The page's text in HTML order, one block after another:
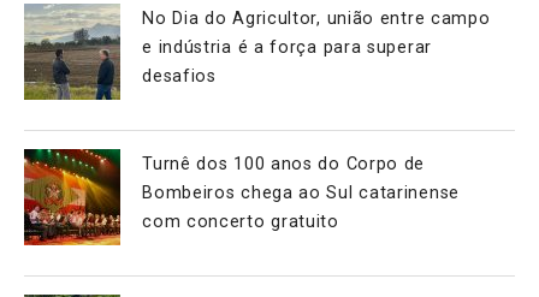
No Dia do Agricultor, união entre campo
e indústria é a força para superar
desafios
Turnê dos 100 anos do Corpo de
Bombeiros chega ao Sul catarinense
com concerto gratuito